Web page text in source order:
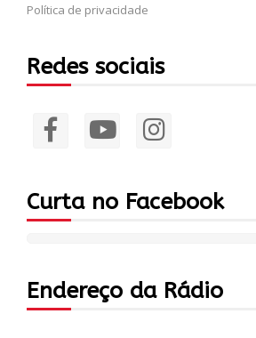
Política de privacidade
Redes sociais
Curta no Facebook
Endereço da Rádio